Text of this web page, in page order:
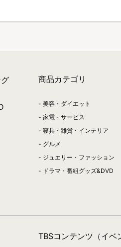
商品カテゴリ
美容・ダイエット
家電・サービス
寝具・雑貨・インテリア
グルメ
ジュエリー・ファッション
ドラマ・番組グッズ&DVD
TBSコンテンツ（イベ